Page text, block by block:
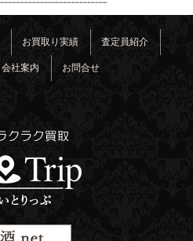
お買取り実績 査定員紹介
会社案内 お問合せ